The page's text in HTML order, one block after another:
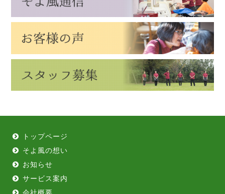
トップページ
そよ風の想い
お知らせ
サービス案内